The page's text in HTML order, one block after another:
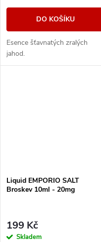
DO KOŠÍKU
Esence šťavnatých zralých
jahod.
Liquid EMPORIO SALT
Broskev 10ml - 20mg
199 Kč
Skladem